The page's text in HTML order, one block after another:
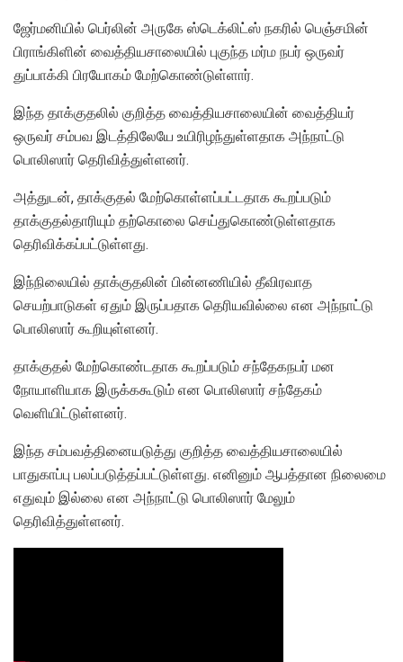
ஜேர்மனியில் பெர்லின் அருகே ஸ்டெக்லிட்ஸ் நகரில் பெஞ்சமின்
பிராங்கிளின் வைத்தியசாலையில் புகுந்த மர்ம நபர் ஒருவர்
துப்பாக்கி பிரயோகம் மேற்கொண்டுள்ளார்.
இந்த தாக்குதலில் குறித்த வைத்தியசாலையின் வைத்தியர்
ஒருவர் சம்பவ இடத்திலேயே உயிரிழந்துள்ளதாக அந்நாட்டு
பொலிஸார் தெரிவித்துள்ளனர்.
அத்துடன், தாக்குதல் மேற்கொள்ளப்பட்டதாக கூறப்படும்
தாக்குதல்தாரியும் தற்கொலை செய்துகொண்டுள்ளதாக
தெரிவிக்கப்பட்டுள்ளது.
இந்நிலையில் தாக்குதலின் பின்னணியில் தீவிரவாத
செயற்பாடுகள் ஏதும் இருப்பதாக தெரியவில்லை என அந்நாட்டு
பொலிஸார் கூறியுள்ளனர்.
தாக்குதல் மேற்கொண்டதாக கூறப்படும் சந்தேகநபர் மன
நோயாளியாக இருக்ககூடும் என பொலிஸார் சந்தேகம்
வெளியிட்டுள்ளனர்.
இந்த சம்பவத்தினையடுத்து குறித்த வைத்தியசாலையில்
பாதுகாப்பு பலப்படுத்தப்பட்டுள்ளது. எனினும் ஆபத்தான நிலைமை
எதுவும் இல்லை என அந்நாட்டு பொலிஸார் மேலும்
தெரிவித்துள்ளனர்.